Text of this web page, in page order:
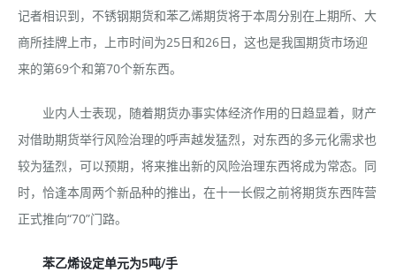
记者相识到，不锈钢期货和苯乙烯期货将于本周分别在上期所、大
商所挂牌上市，上市时间为25日和26日，这也是我国期货市场迎
来的第69个和第70个新东西。
业内人士表现，随着期货办事实体经济作用的日趋显着，财产
对借助期货举行风险治理的呼声越发猛烈，对东西的多元化需求也
较为猛烈，可以预期，将来推出新的风险治理东西将成为常态。同
时，恰逢本周两个新品种的推出，在十一长假之前将期货东西阵营
正式推向“70”门路。
苯乙烯设定单元为5吨/手